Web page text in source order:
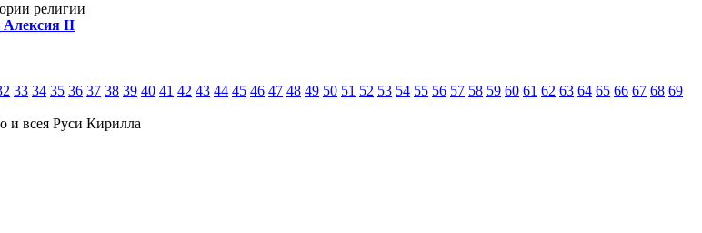
религии
Алексия II
33 34 35 36 37 38 39 40 41 42 43 44 45 46 47 48 49 50 51 52 53 54 55 56 57 58 59 60 61 62 63 64 65 66 67 68 69
и всея Руси Кирилла